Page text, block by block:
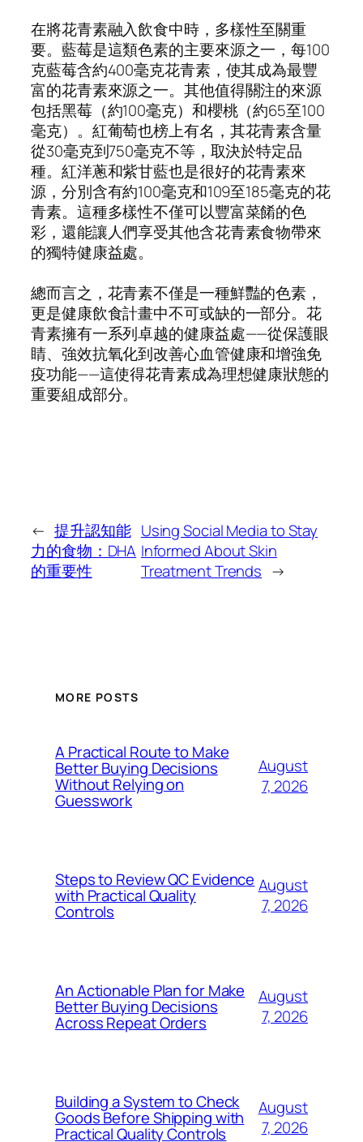
在將花青素融入飲食中時，多樣性至關重
要。藍莓是這類色素的主要來源之一，每100
克藍莓含約400毫克花青素，使其成為最豐
富的花青素來源之一。其他值得關注的來源
包括黑莓（約100毫克）和櫻桃（約65至100
毫克）。紅葡萄也榜上有名，其花青素含量
從30毫克到750毫克不等，取決於特定品
種。紅洋蔥和紫甘藍也是很好的花青素來
源，分別含有約100毫克和109至185毫克的花
青素。這種多樣性不僅可以豐富菜餚的色
彩，還能讓人們享受其他含花青素食物帶來
的獨特健康益處。
總而言之，花青素不僅是一種鮮豔的色素，
更是健康飲食計畫中不可或缺的一部分。花
青素擁有一系列卓越的健康益處——從保護眼
睛、強效抗氧化到改善心血管健康和增強免
疫功能——這使得花青素成為理想健康狀態的
重要組成部分。
← 提升認知能
力的食物：DHA
的重要性
Using Social Media to Stay
Informed About Skin
Treatment Trends →
MORE POSTS
A Practical Route to Make
Better Buying Decisions
Without Relying on
Guesswork
August
7, 2026
Steps to Review QC Evidence
with Practical Quality
Controls
August
7, 2026
An Actionable Plan for Make
Better Buying Decisions
Across Repeat Orders
August
7, 2026
Building a System to Check
Goods Before Shipping with
Practical Quality Controls
August
7, 2026